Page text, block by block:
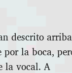
descrito
por la boca,
la vocal. A